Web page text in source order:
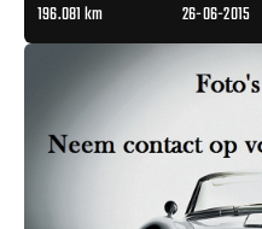
196.081 km 26-06-2015